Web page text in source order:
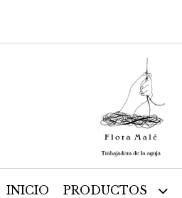
INICIO PRODUCTOS